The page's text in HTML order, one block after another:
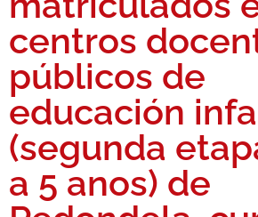
centros
públicos de
educación
(segunda
a 5 anos) de